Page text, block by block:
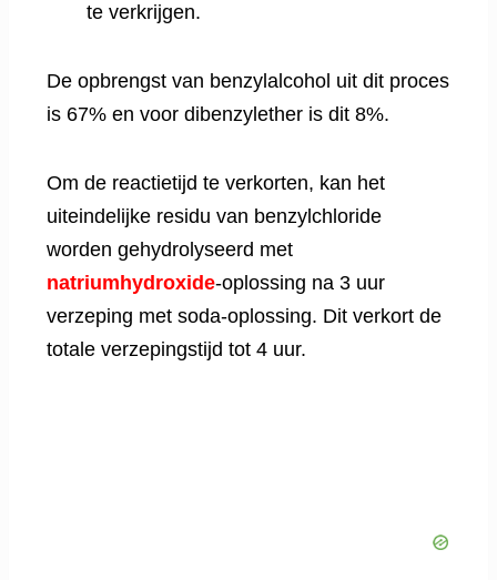
te verkrijgen.
De opbrengst van benzylalcohol uit dit proces
is 67% en voor dibenzylether is dit 8%.
Om de reactietijd te verkorten, kan het
uiteindelijke residu van benzylchloride
worden gehydrolyseerd met
natriumhydroxide-oplossing na 3 uur
verzeping met soda-oplossing. Dit verkort de
totale verzepingstijd tot 4 uur.